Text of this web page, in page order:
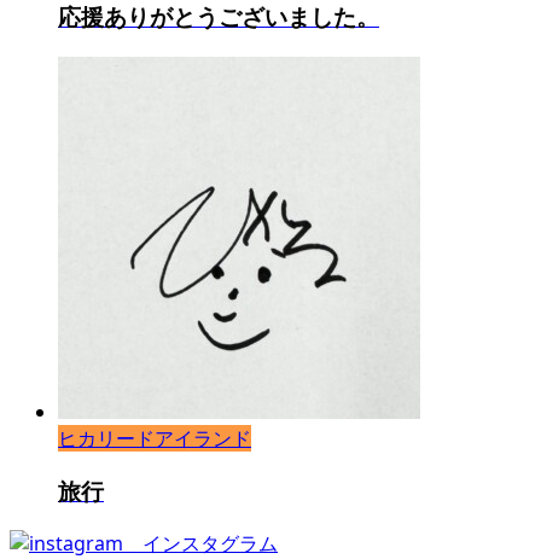
応援ありがとうございました。
ヒカリードアイランド
旅行